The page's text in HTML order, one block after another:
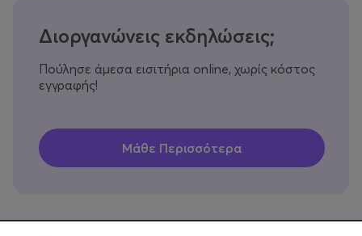
Διοργανώνεις εκδηλώσεις;
Πούλησε άμεσα εισιτήρια online, χωρίς κόστος
εγγραφής!